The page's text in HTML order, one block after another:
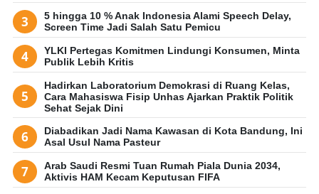
5 hingga 10 % Anak Indonesia Alami Speech Delay,
Screen Time Jadi Salah Satu Pemicu
YLKI Pertegas Komitmen Lindungi Konsumen, Minta
Publik Lebih Kritis
Hadirkan Laboratorium Demokrasi di Ruang Kelas,
Cara Mahasiswa Fisip Unhas Ajarkan Praktik Politik
Sehat Sejak Dini
Diabadikan Jadi Nama Kawasan di Kota Bandung, Ini
Asal Usul Nama Pasteur
Arab Saudi Resmi Tuan Rumah Piala Dunia 2034,
Aktivis HAM Kecam Keputusan FIFA